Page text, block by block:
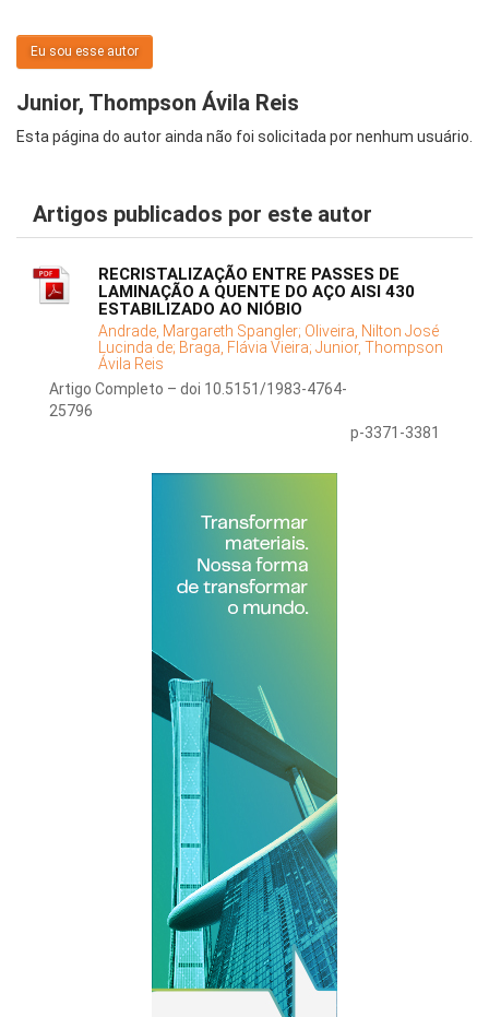
Eu sou esse autor
Junior, Thompson Ávila Reis
Esta página do autor ainda não foi solicitada por nenhum usuário.
Artigos publicados por este autor
RECRISTALIZAÇÃO ENTRE PASSES DE
LAMINAÇÃO A QUENTE DO AÇO AISI 430
ESTABILIZADO AO NIÓBIO
Andrade, Margareth Spangler; Oliveira, Nilton José
Lucinda de; Braga, Flávia Vieira; Junior, Thompson
Ávila Reis
Artigo Completo – doi 10.5151/1983-4764-
25796
p-3371-3381